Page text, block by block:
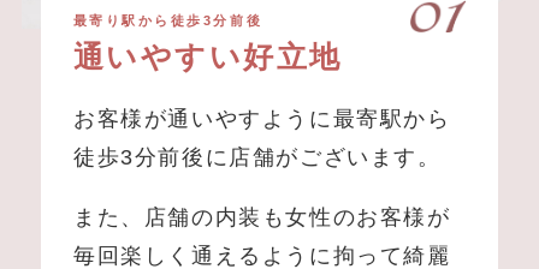
最寄り駅から徒歩3分前後
通いやすい好立地
お客様が通いやすように最寄駅から
徒歩3分前後に店舗がございます。
また、店舗の内装も女性のお客様が
毎回楽しく通えるように拘って綺麗